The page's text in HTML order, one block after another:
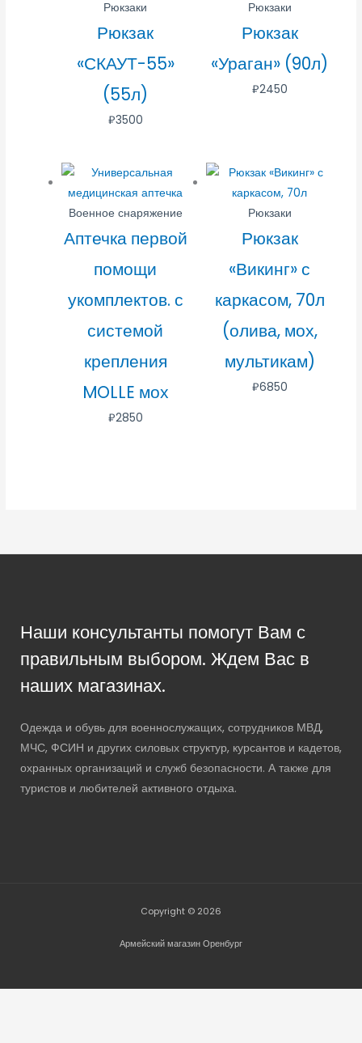
Рюкзаки
Рюкзак
«СКАУТ-55»
(55л)
₽3500
Рюкзаки
Рюкзак
«Ураган» (90л)
₽2450
Военное снаряжение
Аптечка первой
помощи
укомплектов. с
системой
крепления
MOLLE мох
₽2850
Рюкзаки
Рюкзак
«Викинг» с
каркасом, 70л
(олива, мох,
мультикам)
₽6850
Наши консультанты помогут Вам с
правильным выбором. Ждем Вас в
наших магазинах.
Одежда и обувь для военнослужащих, сотрудников МВД,
МЧС, ФСИН и других силовых структур, курсантов и кадетов,
охранных организаций и служб безопасности. А также для
туристов и любителей активного отдыха.
Copyright © 2026
Армейский магазин Оренбург